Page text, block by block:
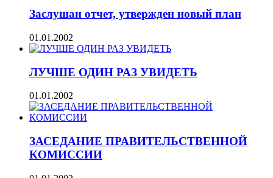
Заслушан отчет, утвержден новый план
01.01.2002
ЛУЧШЕ ОДИН РАЗ УВИДЕТЬ
01.01.2002
ЗАСЕДАНИЕ ПРАВИТЕЛЬСТВЕННОЙ
КОМИССИИ